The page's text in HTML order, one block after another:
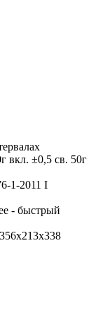
вкл. ±0,5 св. 50г
1-2011 I
- быстрый